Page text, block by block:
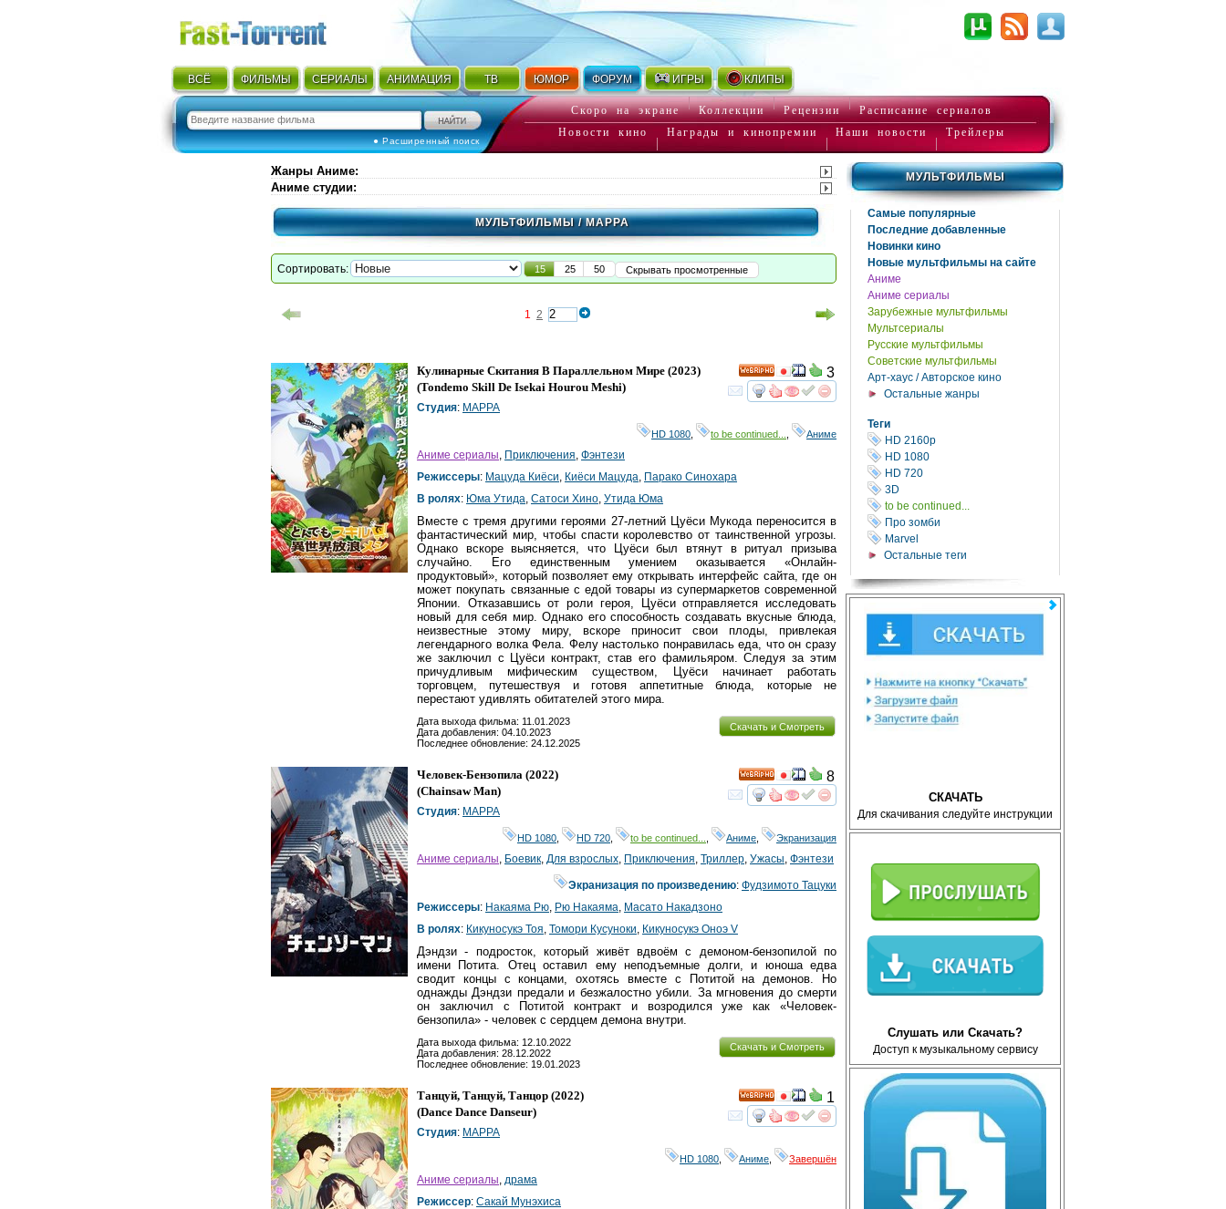
ВСЁ ФИЛЬМЫ СЕРИАЛЫ АНИМАЦИЯ ТВ ЮМОР ФОРУМ ИГРЫ КЛИПЫ
● Расширенный поиск
Скоро на экране Коллекции Рецензии
Расписание сериалов
Новости кино
Награды и кинопремии Наши новости Трейлеры
МУЛЬТФИЛЬМЫ
Самые популярные
Последние добавленные
Новинки кино
Новые мультфильмы на сайте
Аниме
Аниме сериалы
Зарубежные мультфильмы
Мультсериалы
Русские мультфильмы
Советские мультфильмы
Арт-хаус / Авторское кино
Остальные жанры
Теги
HD 2160р
HD 1080
HD 720
3D
to be continued...
Про зомби
Marvel
Остальные теги
СКАЧАТЬ
Для скачивания следуйте инструкции
Слушать или Скачать?
Доступ к музыкальному сервису
Жанры Аниме:
Аниме студии:
МУЛЬТФИЛЬМЫ/ MAPPA
Сортировать: 15 25 50 Скрывать просмотренные
1 2
смотретьинтересует
HD
3
Кулинарные Скитания В Параллельном Мире (2023)
(Tondemo Skill De Isekai Hourou Meshi)
Студия: MAPPA
HD 1080 to be continued... Аниме
Аниме сериалы, Приключения, Фэнтези
Режиссеры: Мацуда Киёси, Киёси Мацуда, Парако Синохара
В ролях: Юма Утида, Сатоси Хино, Утида Юма
Вместе с тремя другими героями 27-летний Цуёси Мукода переносится в
фантастический мир, чтобы спасти королевство от таинственной угрозы.
Однако вскоре выясняется, что Цуёси был втянут в ритуал призыва
случайно. Его единственным умением оказывается «Онлайн-
продуктовый», который позволяет ему открывать интерфейс сайта, где он
может покупать связанные с едой товары из супермаркетов современной
Японии. Отказавшись от роли героя, Цуёси отправляется исследовать
новый для себя мир. Однако его способность создавать вкусные блюда,
неизвестные этому миру, вскоре приносит свои плоды, привлекая
легендарного волка Фела. Фелу настолько понравилась еда, что он сразу
же заключил с Цуёси контракт, став его фамильяром. Следуя за этим
причудливым мифическим существом, Цуёси начинает работать
торговцем, путешествуя и готовя аппетитные блюда, которые не
перестают удивлять обитателей этого мира.
Скачать и Смотреть
Дата выхода фильма: 11.01.2023
Дата добавления: 04.10.2023
Последнее обновление: 24.12.2025
смотретьинтересует
HD
8
Человек-Бензопила (2022)
(Chainsaw Man)
Студия: MAPPA
HD 1080 HD 720 to be continued... Аниме Экранизация
Аниме сериалы, Боевик, Для взрослых, Приключения, Триллер, Ужасы, Фэнтези
Экранизация по произведению: Фудзимото Тацуки
Режиссеры: Накаяма Рю, Рю Накаяма, Масато Накадзоно
В ролях: Кикуносукэ Тоя, Томори Кусуноки, Кикуносукэ Оноэ V
Дэндзи - подросток, который живёт вдвоём с демоном-бензопилой по
имени Потита. Отец оставил ему неподъемные долги, и юноша едва
сводит концы с концами, охотясь вместе с Потитой на демонов. Но
однажды Дэндзи предали и безжалостно убили. За мгновения до смерти
он заключил с Потитой контракт и возродился уже как «Человек-
бензопила» - человек с сердцем демона внутри.
Скачать и Смотреть
Дата выхода фильма: 12.10.2022
Дата добавления: 28.12.2022
Последнее обновление: 19.01.2023
смотретьинтересует
HD
1
Танцуй, Танцуй, Танцор (2022)
(Dance Dance Danseur)
Студия: MAPPA
HD 1080 Аниме Завершён
Аниме сериалы, драма
Режиссер: Сакай Мунэхиса